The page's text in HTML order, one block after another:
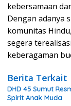
kebersamaan
Dengan adanya
komunitas
segera
keberagaman
Berita Terkait
DHD 45 Sumut
Spirit Anak Muda